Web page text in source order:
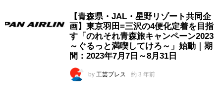
【青森県・JAL・星野リゾート共同企
画】東京羽田=三沢の4便化定着を目指
す「のれそれ青森旅キャンペーン2023
～ぐるっと満喫してけろ～」始動｜期
間：2023年7月7日～8月31日
by 工芸プレス 約 3 年前